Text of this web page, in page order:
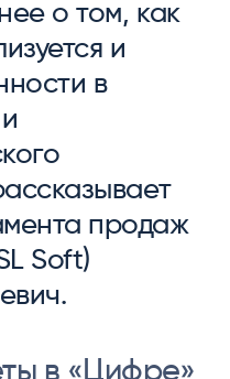
о том, как
и
в
продаж
Soft)
в «Цифре»